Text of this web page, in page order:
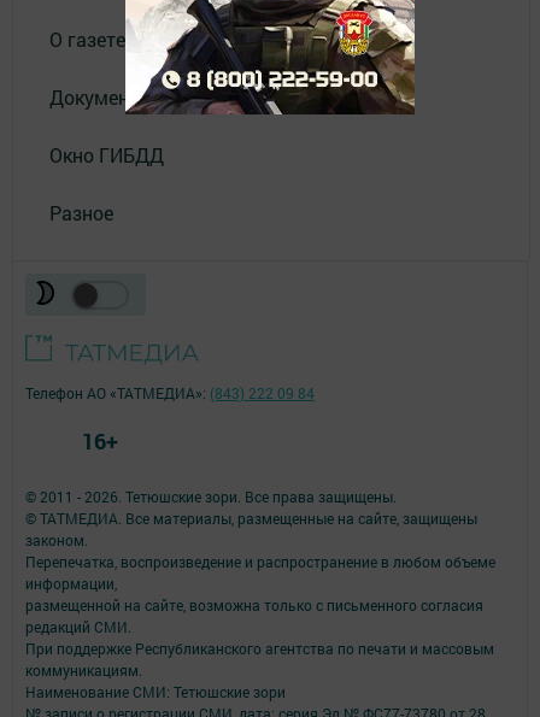
О газете
Документы
Окно ГИБДД
Разное
© 2011 - 2026. Тетюшские зори. Все права защищены.
© ТАТМЕДИА. Все материалы, размещенные на сайте, защищены
законом.
Перепечатка, воспроизведение и распространение в любом объеме
информации,
размещенной на сайте, возможна только с письменного согласия
редакций СМИ.
При поддержке Республиканского агентства по печати и массовым
коммуникациям.
Наименование СМИ: Тетюшские зори
Телефон АО «ТАТМЕДИА»: (843) 222 09 84
16+